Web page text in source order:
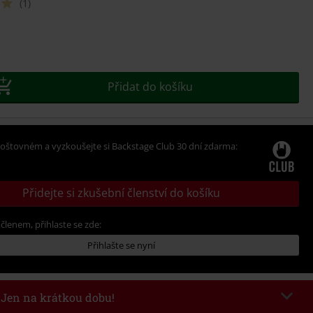
(1)
Přidat do košíku
a vyzkoušejte si Backstage Club 30 dní zdarma:
Přidejte si zkušební členství do košíku
přihlaste se zde:
Přihlašte se nyní
Jen na krátkou dobu!